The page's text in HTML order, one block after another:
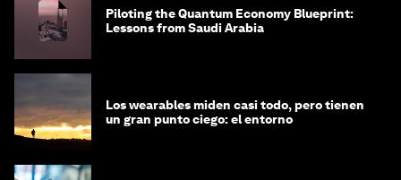
Piloting the Quantum Economy Blueprint:
Lessons from Saudi Arabia
Los wearables miden casi todo, pero tienen
un gran punto ciego: el entorno